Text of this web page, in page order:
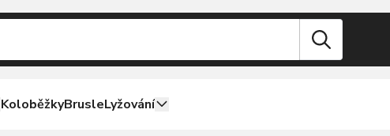
KoloběžkyBrusleLyžování